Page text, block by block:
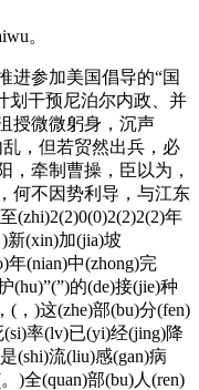
。
参加美国倡导的“国
划干预尼泊尔内政、并
微微躬身，沉声
，但若贸然出兵，必
，牵制曹操，臣以为，
何不因势利导，与江东
年
新(xin)加(jia)坡
年(nian)中(zhong)完
(hu)”(”)的(de)接(jie)种
(，)这(zhe)部(bu)分(fen)
(si)率(lv)已(yi)经(jing)降
(shi)流(liu)感(gan)病
)全(quan)部(bu)人(ren)